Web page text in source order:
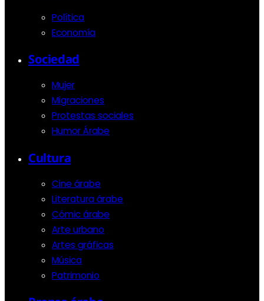
Política
Economía
Sociedad
Mujer
Migraciones
Protestas sociales
Humor Árabe
Cultura
Cine árabe
Literatura árabe
Cómic árabe
Arte urbano
Artes gráficas
Música
Patrimonio